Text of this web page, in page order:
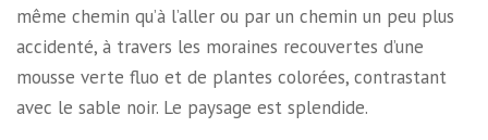
même chemin qu’à l’aller ou par un chemin un peu plus
accidenté, à travers les moraines recouvertes d’une
mousse verte fluo et de plantes colorées, contrastant
avec le sable noir. Le paysage est splendide.